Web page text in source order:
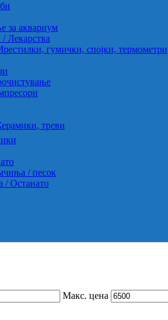
за аквариум
Лекарства
гумички, спојки,
треви
/ песок
/ Останато
Макс. цена